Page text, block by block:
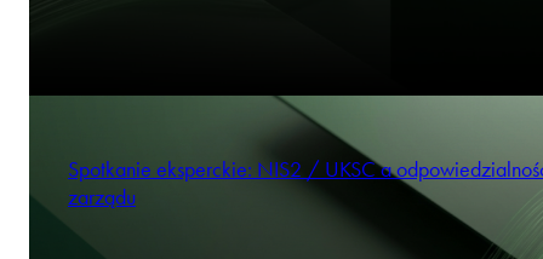
Spotkanie eksperckie: NIS2 / UKSC a
zarządu